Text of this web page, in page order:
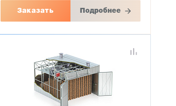
Заказать Подробнее